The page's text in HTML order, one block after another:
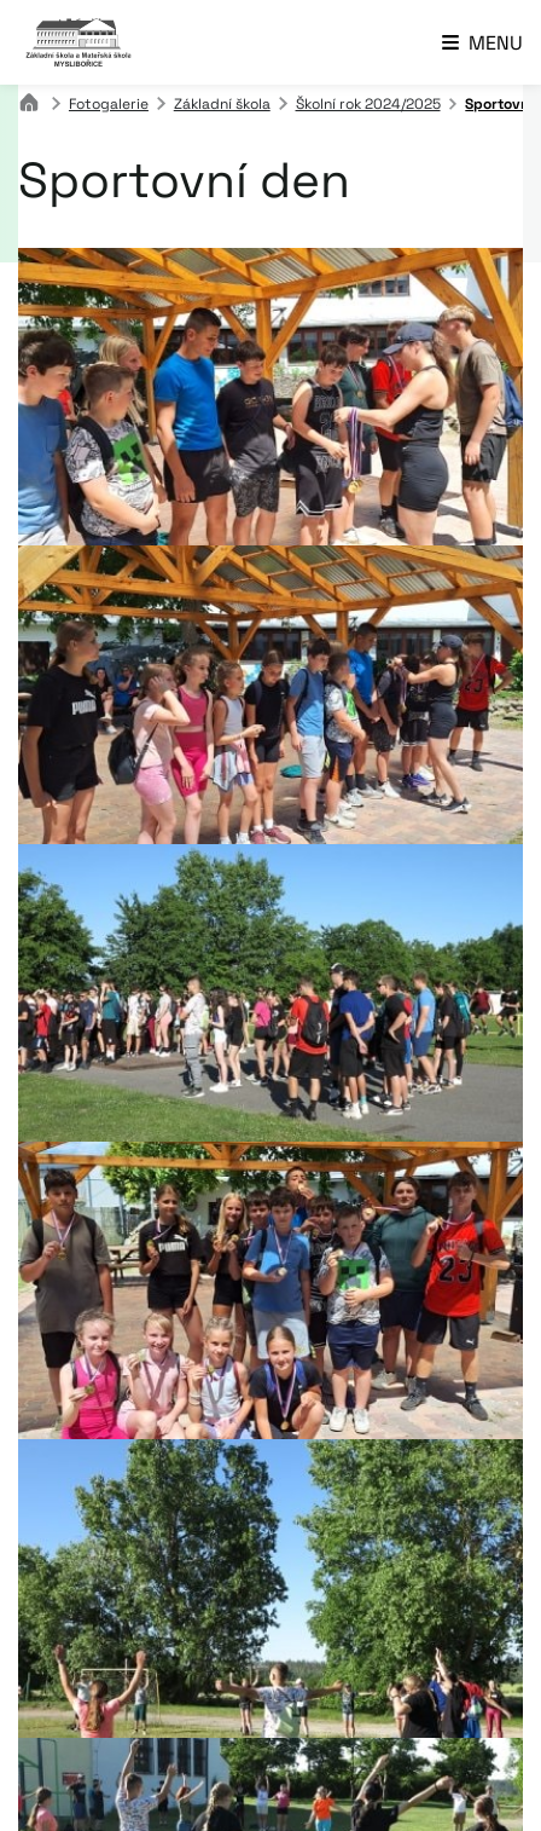
MENU
Fotogalerie Základní škola Školní rok 2024/2025 Sportovní
Sportovní den